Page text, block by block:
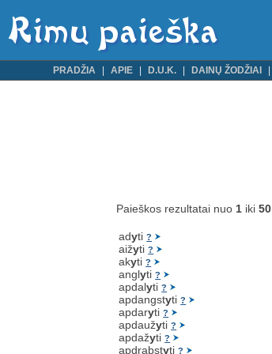
PRADŽIA APIE D.U.K. DAINŲ ŽODŽIAI
Paieškos rezultatai nuo 1 iki50
adyti?
aižyti?
akyti?
anglyti?
apdalyti?
apdangstyti?
apdaryti?
apdaužyti?
apdažyti?
apdrabstyti?